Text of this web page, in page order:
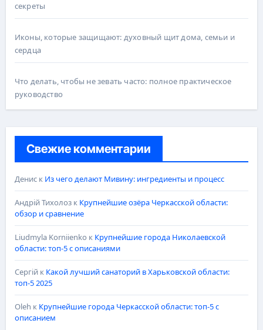
секреты
Иконы, которые защищают: духовный щит дома, семьи и
сердца
Что делать, чтобы не зевать часто: полное практическое
руководство
Свежие комментарии
Дениск Из чего делают Мивину: ингредиенты и процесс
Андрій Тихолозк Крупнейшие озёра Черкасской области:
обзор и сравнение
Liudmyla Korniienko к Крупнейшие города Николаевской
области: топ-5 с описаниями
Сергійк Какой лучший санаторий в Харьковской области:
топ-5 2025
Oleh к Крупнейшие города Черкасской области: топ-5 с
описанием